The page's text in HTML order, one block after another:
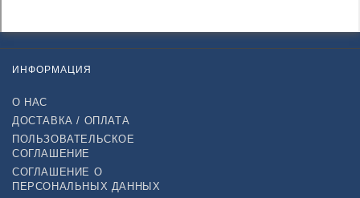
ИНФОРМАЦИЯ
О НАС
ДОСТАВКА / ОПЛАТА
ПОЛЬЗОВАТЕЛЬСКОЕ
СОГЛАШЕНИЕ
СОГЛАШЕНИЕ О
ПЕРСОНАЛЬНЫХ ДАННЫХ